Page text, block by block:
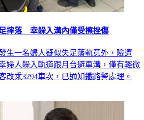
摔落 幸躲入溝內僅受擦挫傷
生一名婦人疑似失足落軌意外，險遭
婦人躲入軌道跟月台避車溝，僅有輕微
改乘3294車次，已通知鐵路警處理。